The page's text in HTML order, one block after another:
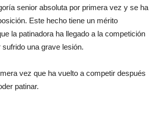
senior absoluta por primera vez y se ha
Este hecho tiene un mérito
la patinadora ha llegado a la competición
una grave lesión.
vez que ha vuelto a competir después
patinar.